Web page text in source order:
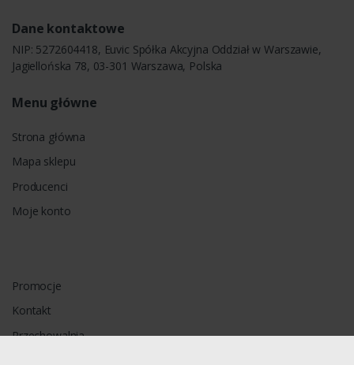
Dane kontaktowe
NIP: 5272604418, Euvic Spółka Akcyjna Oddział w Warszawie,
Jagiellońska 78, 03-301 Warszawa, Polska
Menu główne
Strona główna
Mapa sklepu
Producenci
Moje konto
Promocje
Kontakt
Przechowalnia